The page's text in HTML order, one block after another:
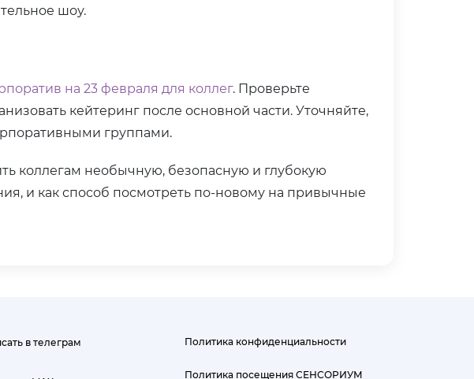
шоу.
на 23 февраля для коллег. Проверьте
кейтеринг после основной части. Уточняйте,
группами.
коллегам необычную, безопасную и глубокую
и как способ посмотреть по-новому на привычные
в телеграм Политика конфиденциальности
Политика посещения СЕНСОРИУМ